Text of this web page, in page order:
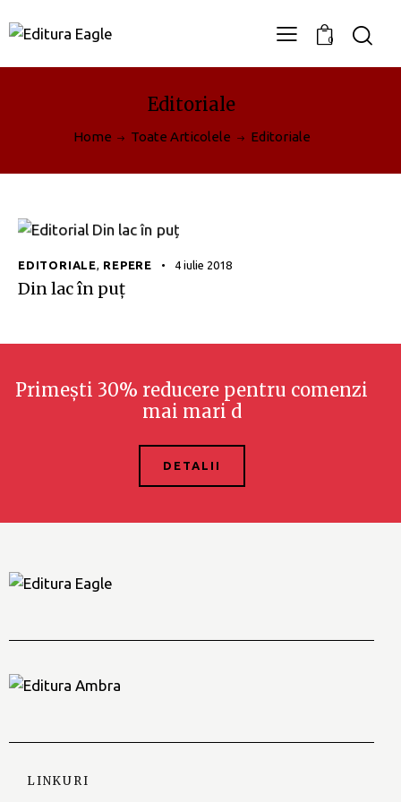
0
Editoriale
Home Toate Articolele Editoriale
EDITORIALE, REPERE 4 iulie 2018
Din lac în puț
Primești 30% reducere pentru comenzi
mai mari de
DETALII
LINKURI